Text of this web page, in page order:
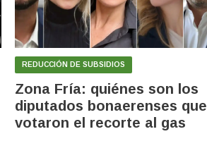
REDUCCIÓN DE SUBSIDIOS
Zona Fría: quiénes son los
diputados bonaerenses que
votaron el recorte al gas